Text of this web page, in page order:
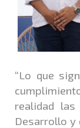
“Lo que
realidad
Desarrollo y